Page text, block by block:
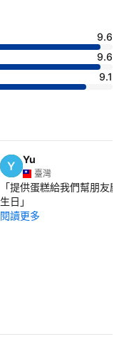
9.6
9.6
9.1
Yu
臺灣
「提供蛋糕給我們幫朋友慶
生日 」
閱讀更多